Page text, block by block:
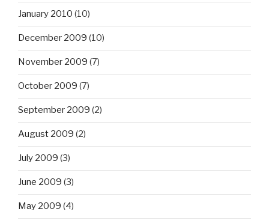
January 2010 (10)
December 2009 (10)
November 2009 (7)
October 2009 (7)
September 2009 (2)
August 2009 (2)
July 2009 (3)
June 2009 (3)
May 2009 (4)